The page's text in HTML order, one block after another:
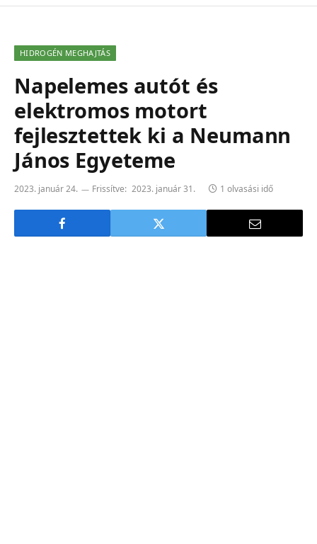
HIDROGÉN MEGHAJTÁS
Napelemes autót és
elektromos motort
fejlesztettek ki a Neumann
János Egyeteme
2023. január 24. Frissítve: 2023. január 31. 1 olvasási idő